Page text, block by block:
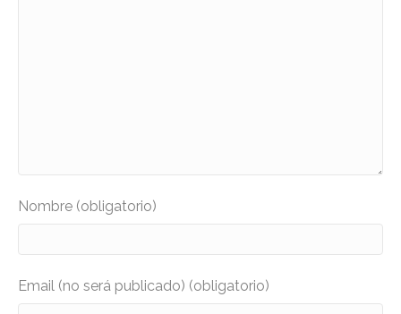
Nombre (obligatorio)
Email (no será publicado) (obligatorio)